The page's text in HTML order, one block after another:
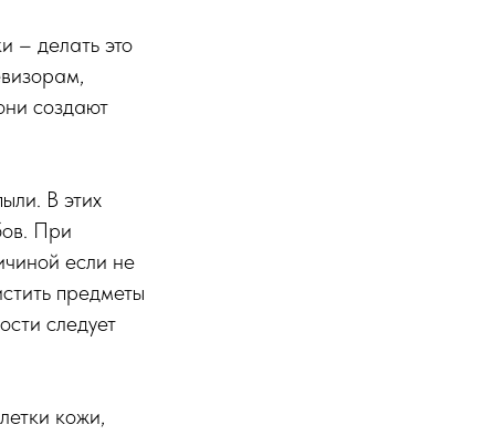
– делать это
создают
В этих
При
если не
предметы
следует
кожи,